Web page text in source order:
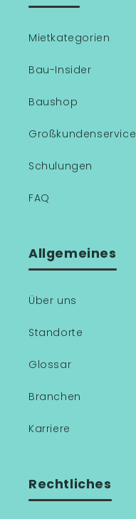
Mietkategorien
Bau-Insider
Baushop
Großkundenservice
Schulungen
FAQ
Allgemeines
Über uns
Standorte
Glossar
Branchen
Karriere
Rechtliches